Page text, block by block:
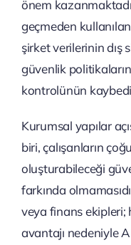
önem
geçmeden
şirket verilerinin dış
güvenlik
kontrolünün
Kurumsal yapılar
biri, çalışanların
oluşturabileceği
farkında
veya finans ekipleri;
avantajı nedeniyle